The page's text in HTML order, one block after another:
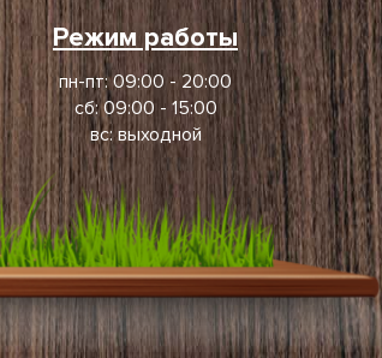
Режим работы
пн-пт: 09:00 - 20:00
сб: 09:00 - 15:00
вс: выходной